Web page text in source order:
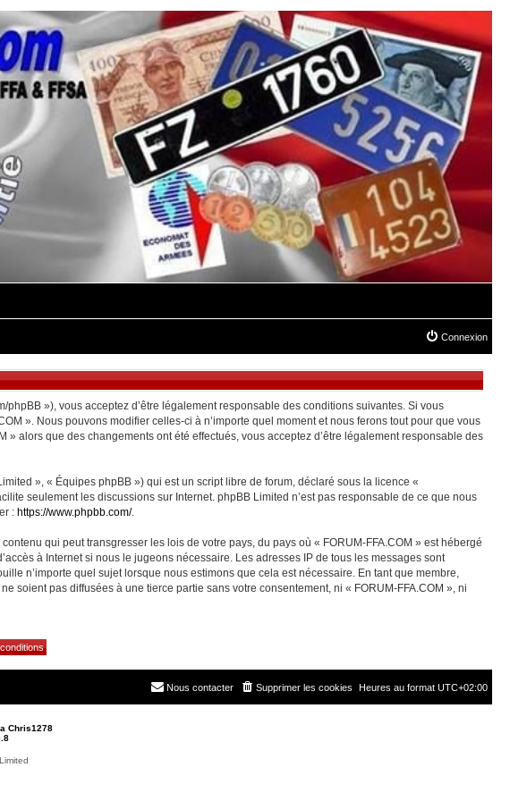
Connexion
»), vous acceptez d’être légalement responsable des conditions suivantes. Si vous
». Nous pouvons modifier celles-ci à n’importe quel moment et nous ferons tout pour que vous
alors que des changements ont été effectués, vous acceptez d’être légalement responsable des
», « Équipes phpBB ») qui est un script libre de forum, déclaré sous la licence «
seulement les discussions sur Internet. phpBB Limited n’est pas responsable de ce que nous
: https://www.phpbb.com/.
qui peut transgresser les lois de votre pays, du pays où « FORUM-FFA.COM » est hébergé
à Internet si nous le jugeons nécessaire. Les adresses IP de tous les messages sont
n’importe quel sujet lorsque nous estimons que cela est nécessaire. En tant que membre,
soient pas diffusées à une tierce partie sans votre consentement, ni « FORUM-FFA.COM », ni
Heures au format UTC+02:00
Supprimer les cookies
Nous contacter
Chris1278